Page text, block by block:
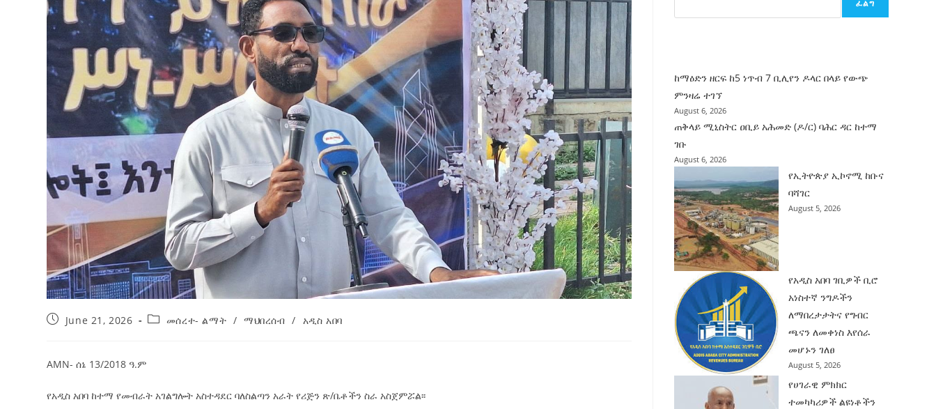
የኢትዮጵያ ኢኮኖሚ ከቡና ባሻገር
August 5, 2026
የቤኒን የዲጂታል ትራንስፎርሜሽን እና ኢኖቬሽን
ሚኒስትር ማሁና አክፕሎጋን የኢፌዴሪ መሶብ
አገልግሎትን ጎበኙ
August 5, 2026
2ኛው የአዲስ ሚዲያ ኔትዎርክ አመራሮች እና
ሠራተኞች ስፖርት ፌስቲቫል በቴሌቪዥን ዘርፍ
አሸናፊነት ተጠናቀቀ
August 1, 2026
ተቃውሞ የበዛበት የፊፋ አዲሱ እቅድ
July 30, 2026
አዲስ ሚዲያ ኔትዎርክ በይዘት ስራዎቹ የሀሰት
ትርክትን በማረም እና የወል ትርክትን በመገንባት
ሃላፊነቱን እየተወጣ ይገኛል
AmnAdmin October 17, 2025
June 21, 2026 መሰረተ- ልማት / ማህበረሰብ / አዲስ አበባ
AMN- ሰኔ 13/2018 ዓ.ም
የአዲስ አበባ ከተማ የመብራት አገልግሎት አስተዳደር ባለስልጣን አራት የሪጅን ጽ/ቤቶችን ስራ አስጀምሯል፡፡
ፈልግ
ከማዕድን ዘርፍ ከ5 ነጥብ 7 ቢሊየን ዶላር በላይ የውጭ
ምንዛሬ ተገኘ
August 6, 2026
ጠቅላይ ሚኒስትር ዐቢይ አሕመድ (ዶ/ር) ባሕር ዳር ከተማ
ገቡ
August 6, 2026
የኢትዮጵያ ኢኮኖሚ ከቡና
ባሻገር
August 5, 2026
የአዲስ አበባ ገቢዎች ቢሮ
አነስተኛ ንግዶችን
ለማበረታታትና የግብር
ጫናን ለመቀነስ እየሰራ
መሆኑን ገለፀ
August 5, 2026
የሀገራዊ ምክክር
ተመካካሪዎች ልዩነቶችን